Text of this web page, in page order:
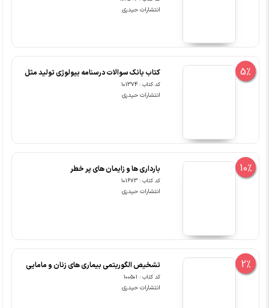
انتشارات حیدری
5% کتاب بانک سوالات درسنامه بیولوژی تولید مثل
کد کتاب : 101374
انتشارات حیدری
10% بارداری ها و زایمان های پر خطر
کد کتاب : 101673
انتشارات حیدری
2% تشخیص الگوریتمی بیماری های زنان و مامایی
کد کتاب : 100501
انتشارات حیدری